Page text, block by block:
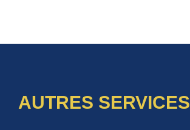
AUTRES SERVICES